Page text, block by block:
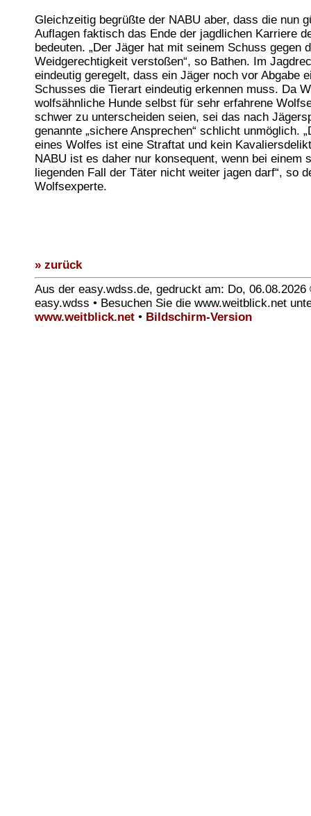
Gleichzeitig begrüßte der NABU aber, dass die nun
Auflagen faktisch das Ende der jagdlichen Karriere
bedeuten. „Der Jäger hat mit seinem Schuss gegen
Weidgerechtigkeit verstoßen“, so Bathen. Im
eindeutig geregelt, dass ein Jäger noch vor Abgabe
Schusses die Tierart eindeutig erkennen muss. Da
wolfsähnliche Hunde selbst für sehr erfahrene
schwer zu unterscheiden seien, sei das nach
genannte „sichere Ansprechen“ schlicht unmöglich.
eines Wolfes ist eine Straftat und kein
NABU ist es daher nur konsequent, wenn bei einem
liegenden Fall der Täter nicht weiter jagen darf“, so
Wolfsexperte.
» zurück
Aus der easy.wdss.de, gedruckt am: Do, 06.08.2026
easy.wdss • Besuchen Sie die www.weitblick.net
www.weitblick.net • Bildschirm-Version